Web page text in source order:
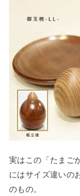
実はこの「たまご
にはサイズ違いの
のもの。